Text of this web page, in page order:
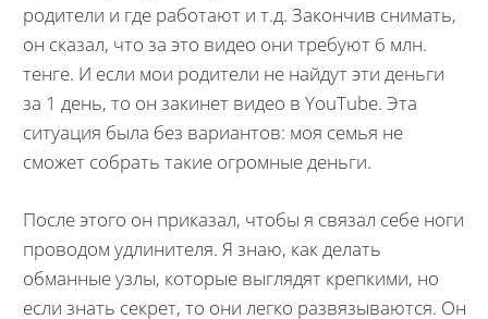
родители и где работают и т.д. Закончив снимать,
он сказал, что за это видео они требуют 6 млн.
тенге. И если мои родители не найдут эти деньги
за 1 день, то он закинет видео в YouTube. Эта
ситуация была без вариантов: моя семья не
сможет собрать такие огромные деньги.
После этого он приказал, чтобы я связал себе ноги
проводом удлинителя. Я знаю, как делать
обманные узлы, которые выглядят крепкими, но
если знать секрет, то они легко развязываются. Он